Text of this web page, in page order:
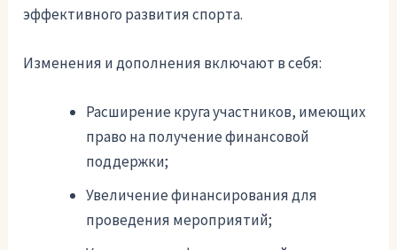
эффективного развития спорта.
Изменения и дополнения включают в себя:
Расширение круга участников, имеющих
право на получение финансовой
поддержки;
Увеличение финансирования для
проведения мероприятий;